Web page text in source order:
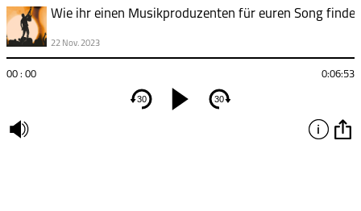
Wie ihr einen Musikproduzenten für euren Song findet
22 Nov. 2023
00 : 00 0:06:53
30 30